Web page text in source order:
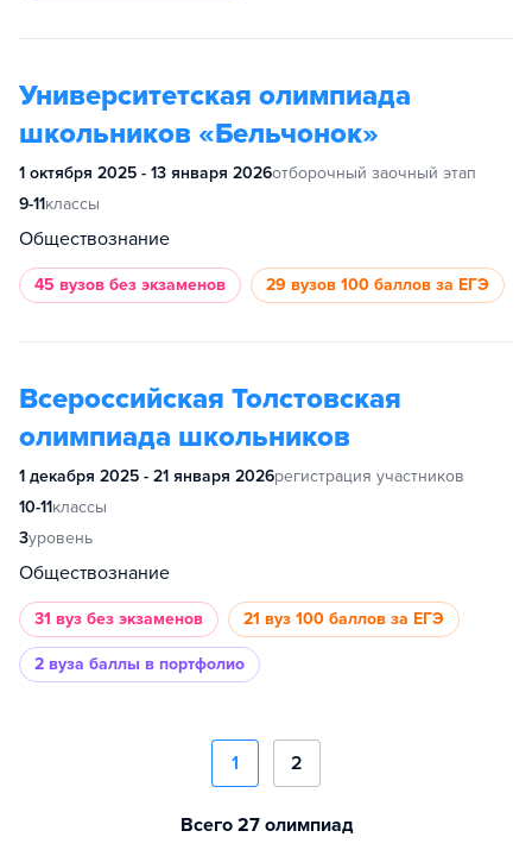
Университетская олимпиада
школьников «Бельчонок»
1 октября 2025 - 13 января 2026отборочный заочный этап
9-11классы
Обществознание
45 вузов без экзаменов 29 вузов 100 баллов за ЕГЭ
Всероссийская Толстовская
олимпиада школьников
1 декабря 2025 - 21 января 2026регистрация участников
10-11классы
3уровень
Обществознание
31 вуз без экзаменов 21 вуз 100 баллов за ЕГЭ
2 вуза баллы в портфолио
1 2
Всего 27 олимпиад